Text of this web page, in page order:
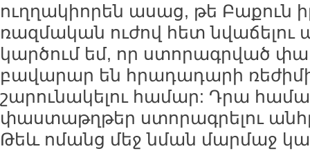
ուղղակիորեն ասաց, թե Բաքուն
ռազմական ուժով հետ նվաճելու
կարծում եմ, որ ստորագրված
բավարար են հրադադարի
շարունակելու համար: Դրա
փաստաթղթեր ստորագրելու
Թեև ոմանց մեջ նման մարմաջ